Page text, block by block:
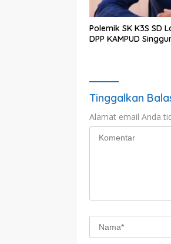
Polemik SK K3S SD
DPP KAMPUD
Tinggalkan
Alamat email Anda